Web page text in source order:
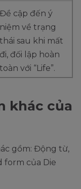
Đề cập đến ý
niệm về trạng
thái sau khi mất
đi, đối lập hoàn
toàn với “Life”.
khác của
gồm: Động từ,
form của Die